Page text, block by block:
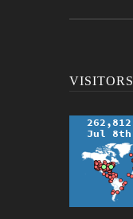
VISITORS